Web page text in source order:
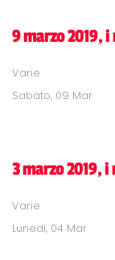
9 marzo 2019,
Varie
Sabato, 09 Mar
3 marzo 2019,
Varie
Lunedì, 04 Mar